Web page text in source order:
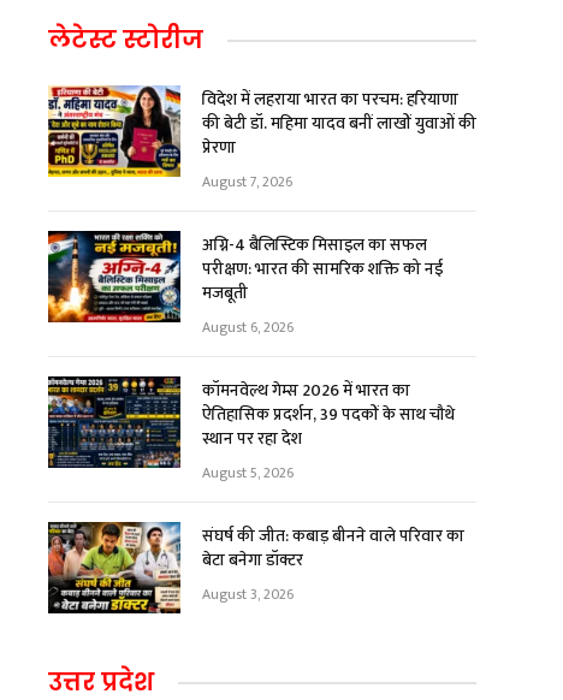
लेटेस्ट स्टोरीज
विदेश में लहराया भारत का परचम: हरियाणा
की बेटी डॉ. महिमा यादव बनीं लाखों युवाओं की
प्रेरणा
August 7, 2026
अग्नि-4 बैलिस्टिक मिसाइल का सफल
परीक्षण: भारत की सामरिक शक्ति को नई
मजबूती
August 6, 2026
कॉमनवेल्थ गेम्स 2026 में भारत का
ऐतिहासिक प्रदर्शन, 39 पदकों के साथ चौथे
स्थान पर रहा देश
August 5, 2026
संघर्ष की जीत: कबाड़ बीनने वाले परिवार का
बेटा बनेगा डॉक्टर
August 3, 2026
उत्तर प्रदेश